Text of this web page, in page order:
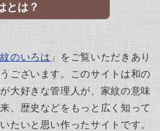
とは？
のいろは 」をご覧いただきあり
ございます。このサイトは和の
大好きな管理人が、家紋の意味
、歴史などをもっと広く知って
たいと思い作ったサイトです。